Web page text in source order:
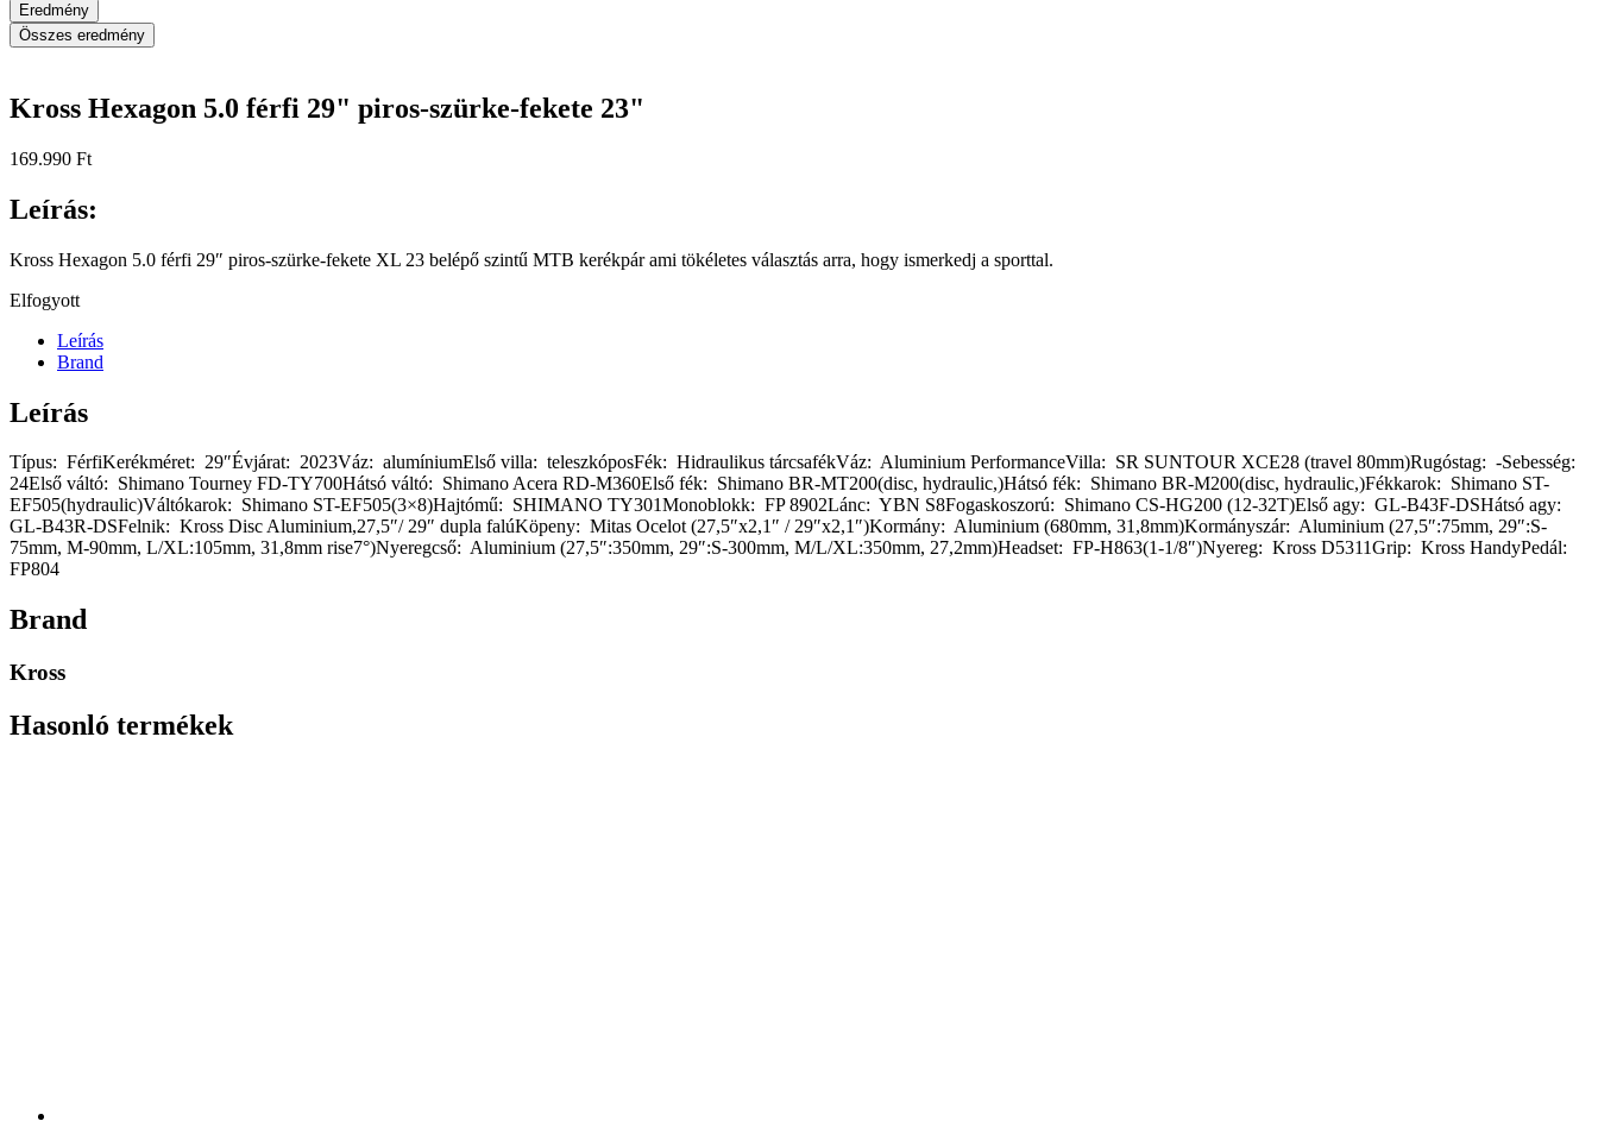
Eredmény
Összes eredmény
Kross Hexagon 5.0 férfi 29" piros-szürke-fekete 23"
169.990 Ft
Leírás:
Kross Hexagon 5.0 férfi 29″ piros-szürke-fekete XL 23 belépő szintű MTB kerékpár ami tökéletes választás arra, hogy ismerkedj a sporttal.
Elfogyott
Leírás
Brand
Leírás
Típus: FérfiKerékméret: 29″Évjárat: 2023Váz: alumíniumElső villa: teleszkóposFék: Hidraulikus tárcsafékVáz: Aluminium PerformanceVilla: SR SUNTOUR XCE28 (travel 80mm)Rugóstag: -Sebesség:
24Első váltó: Shimano Tourney FD-TY700Hátsó váltó: Shimano Acera RD-M360Első fék: Shimano BR-MT200(disc, hydraulic,)Hátsó fék: Shimano BR-M200(disc, hydraulic,)Fékkarok: Shimano ST-
EF505(hydraulic)Váltókarok: Shimano ST-EF505(3×8)Hajtómű: SHIMANO TY301Monoblokk: FP 8902Lánc: YBN S8Fogaskoszorú: Shimano CS-HG200 (12-32T)Első agy: GL-B43F-DSHátsó agy:
GL-B43R-DSFelnik: Kross Disc Aluminium,27,5″/ 29″ dupla falúKöpeny: Mitas Ocelot (27,5″x2,1″ / 29″x2,1″)Kormány: Aluminium (680mm, 31,8mm)Kormányszár: Aluminium (27,5″:75mm, 29″:S-
75mm, M-90mm, L/XL:105mm, 31,8mm rise7°)Nyeregcső: Aluminium (27,5″:350mm, 29″:S-300mm, M/L/XL:350mm, 27,2mm)Headset: FP-H863(1-1/8″)Nyereg: Kross D5311Grip: Kross HandyPedál:
FP804
Brand
Kross
Hasonló termékek